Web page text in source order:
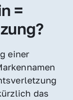
=
einer
das